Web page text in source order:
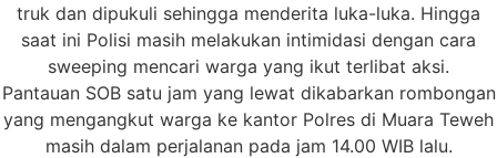
truk dan dipukuli sehingga menderita luka-luka. Hingga
saat ini Polisi masih melakukan intimidasi dengan cara
sweeping mencari warga yang ikut terlibat aksi.
Pantauan SOB satu jam yang lewat dikabarkan rombongan
yang mengangkut warga ke kantor Polres di Muara Teweh
masih dalam perjalanan pada jam 14.00 WIB lalu.